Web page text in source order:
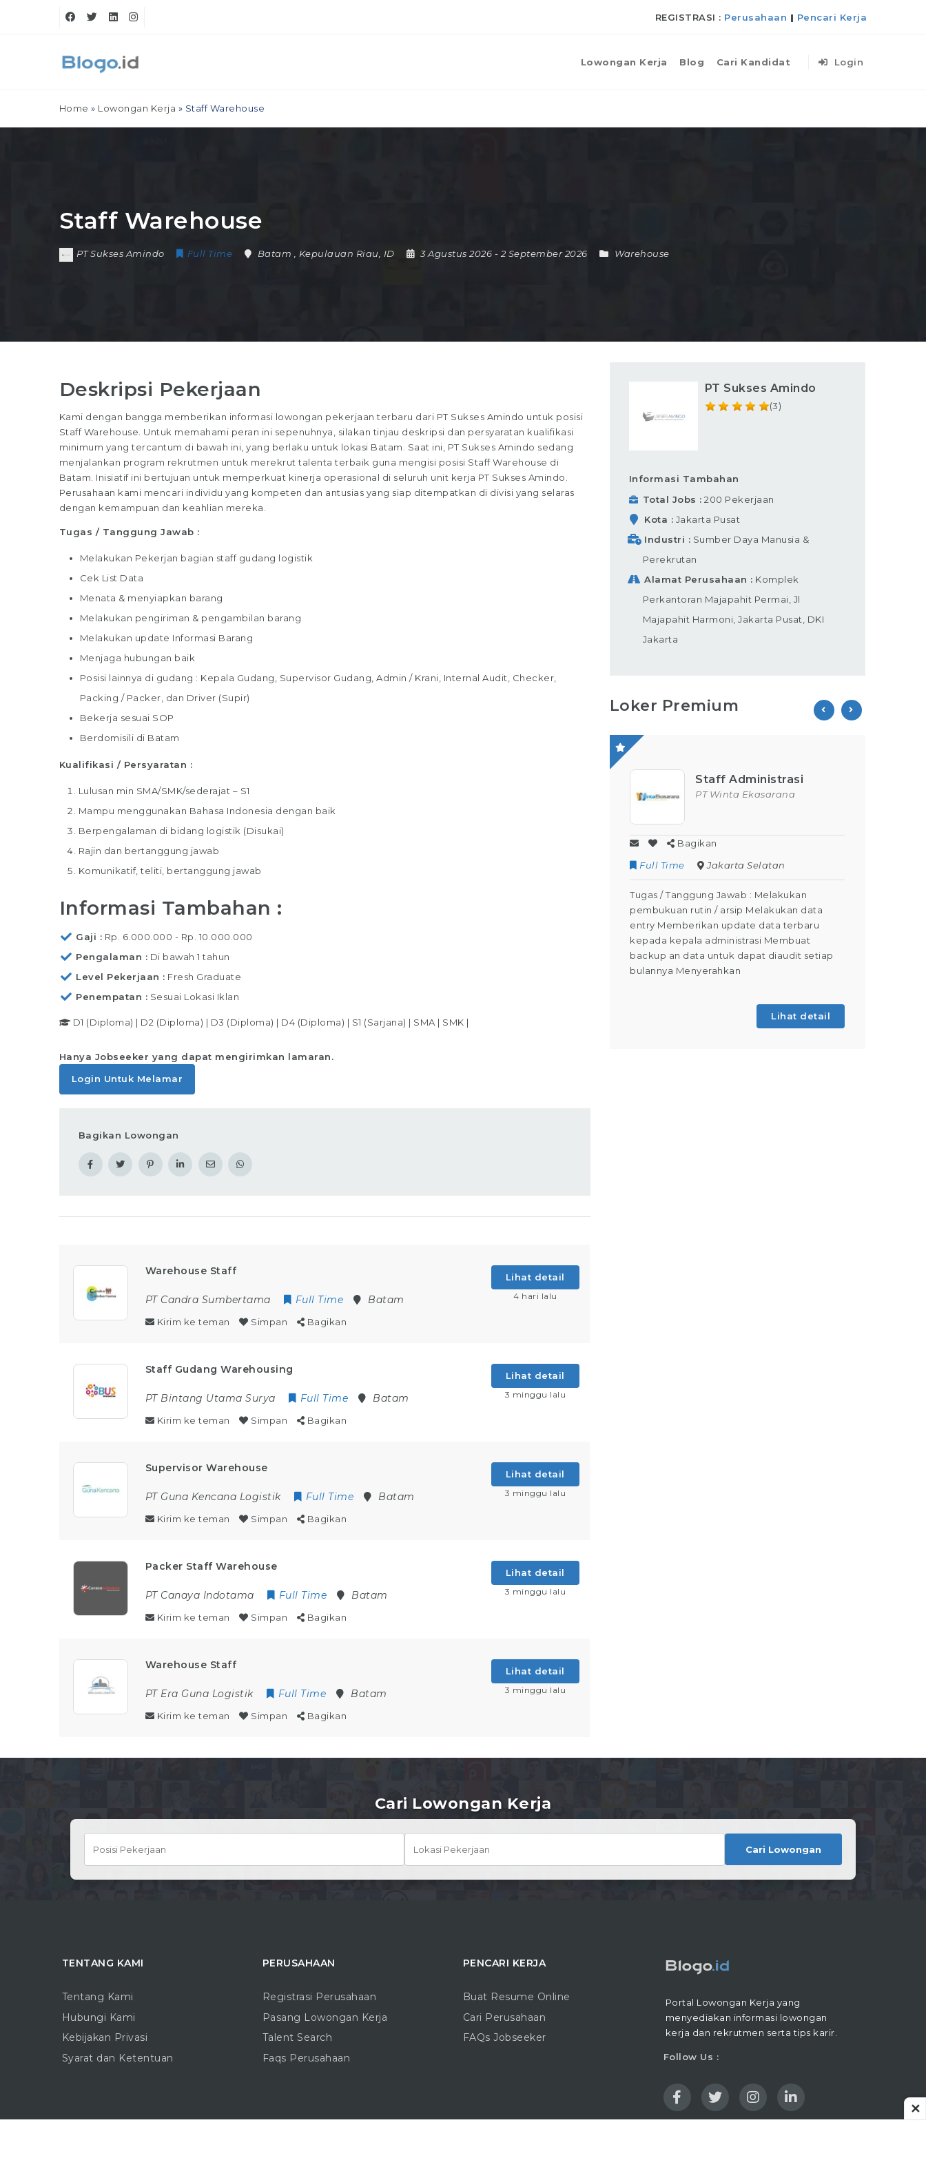
REGISTRASI : Perusahaan | Pencari Kerja
Lowongan Kerja Blog Cari Kandidat Login
Home » Lowongan Kerja » Staff Warehouse
Staff Warehouse
PT Sukses Amindo Full Time Batam Kepulauan Riau ID 3 Agustus 2026 - 2 September 2026 Warehouse
Deskripsi Pekerjaan
Kami dengan bangga memberikan informasi lowongan pekerjaan terbaru dari PT Sukses Amindo untuk posisi
Staff Warehouse. Untuk memahami peran ini sepenuhnya, silakan tinjau deskripsi dan persyaratan kualifikasi
minimum yang tercantum di bawah ini, yang berlaku untuk lokasi Batam. Saat ini, PT Sukses Amindo sedang
menjalankan program rekrutmen untuk merekrut talenta terbaik guna mengisi posisi Staff Warehouse di
Batam. Inisiatif ini bertujuan untuk memperkuat kinerja operasional di seluruh unit kerja PT Sukses Amindo.
Perusahaan kami mencari individu yang kompeten dan antusias yang siap ditempatkan di divisi yang selaras
dengan kemampuan dan keahlian mereka.
Tugas / Tanggung Jawab :
Melakukan Pekerjan bagian staff gudang logistik
Cek List Data
Menata & menyiapkan barang
Melakukan pengiriman & pengambilan barang
Melakukan update Informasi Barang
Menjaga hubungan baik
Posisi lainnya di gudang : Kepala Gudang, Supervisor Gudang, Admin / Krani, Internal Audit, Checker,
Packing / Packer, dan Driver (Supir)
Bekerja sesuai SOP
Berdomisili di Batam
Kualifikasi / Persyaratan :
Lulusan min SMA/SMK/sederajat – S1
Mampu menggunakan Bahasa Indonesia dengan baik
Berpengalaman di bidang logistik (Disukai)
Rajin dan bertanggung jawab
Komunikatif, teliti, bertanggung jawab
Informasi Tambahan :
Gaji
Rp. 6.000.000 - Rp. 10.000.000
Pengalaman
Di bawah 1 tahun
Level Pekerjaan
Fresh Graduate
Penempatan
Sesuai Lokasi Iklan
D1 (Diploma) | D2 (Diploma) | D3 (Diploma) | D4 (Diploma) | S1 (Sarjana) | SMA | SMK |
Hanya Jobseeker yang dapat mengirimkan lamaran.
Login Untuk Melamar
Bagikan Lowongan
Warehouse Staff
PT Candra Sumbertama Full Time Batam
Kirim ke teman Simpan Bagikan
Lihat detail
4 hari lalu
Staff Gudang Warehousing
PT Bintang Utama Surya Full Time Batam
Kirim ke teman Simpan Bagikan
Lihat detail
3 minggu lalu
Supervisor Warehouse
PT Guna Kencana Logistik Full Time Batam
Kirim ke teman Simpan Bagikan
Lihat detail
3 minggu lalu
Packer Staff Warehouse
PT Canaya Indotama Full Time Batam
Kirim ke teman Simpan Bagikan
Lihat detail
3 minggu lalu
Warehouse Staff
PT Era Guna Logistik Full Time Batam
Kirim ke teman Simpan Bagikan
Lihat detail
3 minggu lalu
PT Sukses Amindo
(3)
Informasi Tambahan
Total Jobs
200 Pekerjaan
Kota
Jakarta Pusat
Industri
Sumber Daya Manusia &
Perekrutan
Alamat Perusahaan
Komplek
Perkantoran Majapahit Permai, Jl
Majapahit Harmoni, Jakarta Pusat, DKI
Jakarta
Loker Premium
Staff Administrasi
PT Winta Ekasarana
Bagikan
Full Time
Jakarta Selatan
Tugas / Tanggung Jawab : Melakukan
pembukuan rutin / arsip Melakukan data
entry Memberikan update data terbaru
kepada kepala administrasi Membuat
backup an data untuk dapat diaudit setiap
bulannya Menyerahkan
Lihat detail
Cari Lowongan Kerja
Cari Lowongan
TENTANG KAMI
Tentang Kami
Hubungi Kami
Kebijakan Privasi
Syarat dan Ketentuan
PERUSAHAAN
Registrasi Perusahaan
Pasang Lowongan Kerja
Talent Search
Faqs Perusahaan
PENCARI KERJA
Buat Resume Online
Cari Perusahaan
FAQs Jobseeker
Portal Lowongan Kerja yang
menyediakan informasi lowongan
kerja dan rekrutmen serta tips karir.
Follow Us :
✕